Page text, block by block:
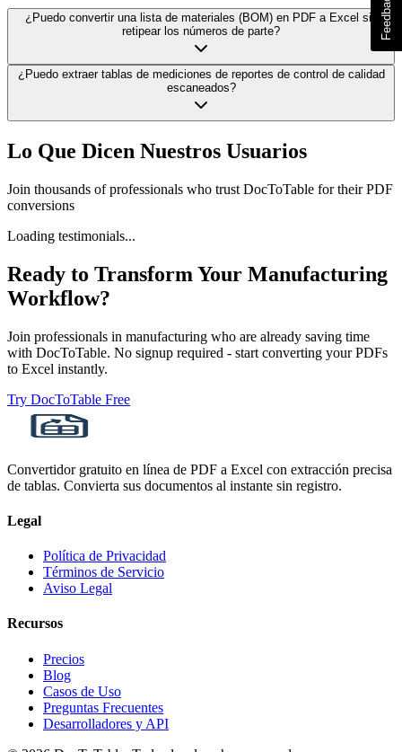
¿Puedo convertir una lista de materiales (BOM) en PDF a Excel sin
retipear los números de parte?
¿Puedo extraer tablas de mediciones de reportes de control de calidad
escaneados?
Lo Que Dicen Nuestros Usuarios
Join thousands of professionals who trust DocToTable for their PDF
conversions
Loading testimonials...
Ready to Transform Your Manufacturing
Workflow?
Join professionals in manufacturing who are already saving time
with DocToTable. No signup required - start converting your PDFs
to Excel instantly.
Try DocToTable Free
Convertidor gratuito en línea de PDF a Excel con extracción precisa
de tablas. Convierta sus documentos al instante sin registro.
Legal
Política de Privacidad
Términos de Servicio
Aviso Legal
Recursos
Precios
Blog
Casos de Uso
Preguntas Frecuentes
Desarrolladores y API